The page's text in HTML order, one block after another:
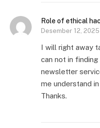
Role of ethical
Desember 12,
I will right away
can not in
newsletter
me understand
Thanks.